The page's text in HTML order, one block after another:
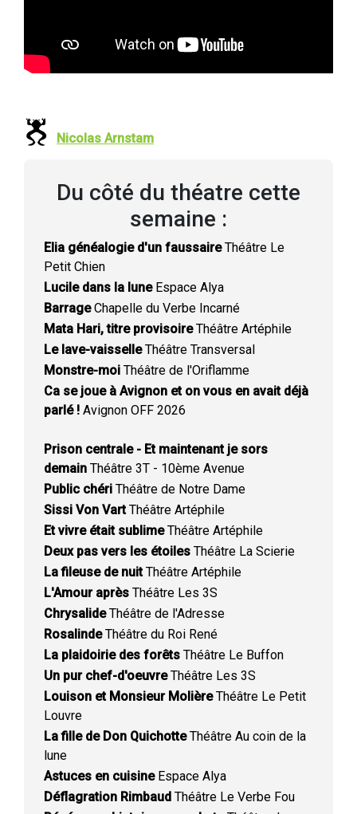
Nicolas Arnstam
Du côté du théatre cette
semaine :
Elia généalogie d'un faussaireThéâtre Le
Petit Chien
Lucile dans la luneEspace Alya
BarrageChapelle du Verbe Incarné
Mata Hari, titre provisoireThéâtre Artéphile
Le lave-vaisselleThéâtre Transversal
Monstre-moi Théâtre de l'Oriflamme
Ca se joue à Avignon et on vous en avait déjà
parlé ! Avignon OFF 2026
Prison centrale - Et maintenant je sors
demain Théâtre 3T - 10ème Avenue
Public chéri Théâtre de Notre Dame
Sissi Von VartThéâtre Artéphile
Et vivre était sublimeThéâtre Artéphile
Deux pas vers les étoiles Théâtre La Scierie
La fileuse de nuitThéâtre Artéphile
L'Amour après Théâtre Les 3S
ChrysalideThéâtre de l'Adresse
RosalindeThéâtre du Roi René
La plaidoirie des forêts Théâtre Le Buffon
Un pur chef-d'oeuvreThéâtre Les 3S
Louison et Monsieur MolièreThéâtre Le Petit
Louvre
La fille de Don QuichotteThéâtre Au coin de la
lune
Astuces en cuisineEspace Alya
Déflagration Rimbaud Théâtre Le Verbe Fou